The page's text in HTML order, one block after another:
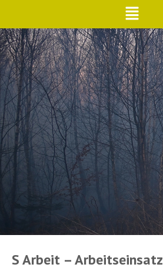
S Arbeit – Arbeitseinsatz